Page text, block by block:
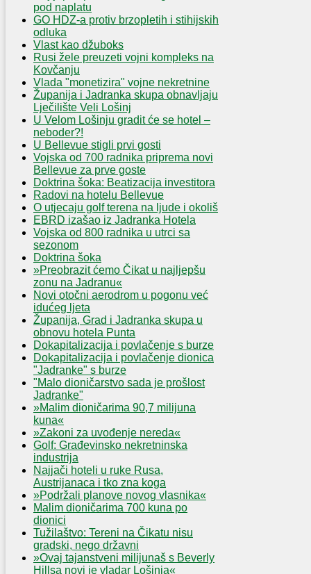
pod naplatu
GO HDZ-a protiv brzopletih i stihijskih
odluka
Vlast kao džuboks
Rusi žele preuzeti vojni kompleks na
Kovčanju
Vlada "monetizira" vojne nekretnine
Županija i Jadranka skupa obnavljaju
Lječilište Veli Lošinj
U Velom Lošinju gradit će se hotel –
neboder?!
U Bellevue stigli prvi gosti
Vojska od 700 radnika priprema novi
Bellevue za prve goste
Doktrina šoka: Beatizacija investitora
Radovi na hotelu Bellevue
O utjecaju golf terena na ljude i okoliš
EBRD izašao iz Jadranka Hotela
Vojska od 800 radnika u utrci sa
sezonom
Doktrina šoka
»Preobrazit ćemo Čikat u najljepšu
zonu na Jadranu«
Novi otočni aerodrom u pogonu već
idućeg ljeta
Županija, Grad i Jadranka skupa u
obnovu hotela Punta
Dokapitalizacija i povlačenje s burze
Dokapitalizacija i povlačenje dionica
"Jadranke" s burze
"Malo dioničarstvo sada je prošlost
Jadranke"
»Malim dioničarima 90,7 milijuna
kuna«
»Zakoni za uvođenje nereda«
Golf: Građevinsko nekretninska
industrija
Najjači hoteli u ruke Rusa,
Austrijanaca i tko zna koga
»Podržali planove novog vlasnika«
Malim dioničarima 700 kuna po
dionici
Tužilaštvo: Tereni na Čikatu nisu
gradski, nego državni
»Ovaj tajanstveni milijunaš s Beverly
Hillsa novi je vladar Lošinja«